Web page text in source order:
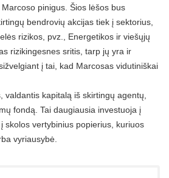
pinigus. Šios lėšos bus
bendrovių akcijas tiek į sektorius,
rizikos, pvz., Energetikos ir viešųjų
rizikingesnes sritis, tarp jų yra ir
į tai, kad Marcosas vidutiniškai
valdantis kapitalą iš skirtingų agentų,
fondą. Tai daugiausia investuoja į
skolos vertybinius popierius, kuriuos
vyriausybė.